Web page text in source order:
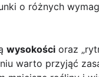
o różnych
wysokości oraz
warto przyjąć